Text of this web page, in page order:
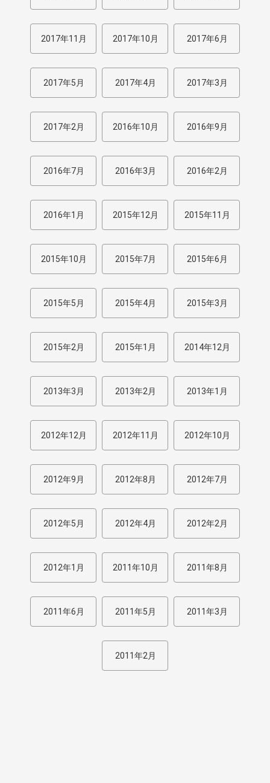
2017年11月 2017年10月 2017年6月
2017年5月 2017年4月 2017年3月
2017年2月 2016年10月 2016年9月
2016年7月 2016年3月 2016年2月
2016年1月 2015年12月 2015年11月
2015年10月 2015年7月 2015年6月
2015年5月 2015年4月 2015年3月
2015年2月 2015年1月 2014年12月
2013年3月 2013年2月 2013年1月
2012年12月 2012年11月 2012年10月
2012年9月 2012年8月 2012年7月
2012年5月 2012年4月 2012年2月
2012年1月 2011年10月 2011年8月
2011年6月 2011年5月 2011年3月
2011年2月